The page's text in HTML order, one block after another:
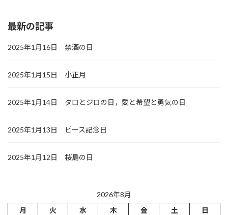
最新の記事
2025年1月16日 禁酒の日
2025年1月15日 小正月
2025年1月14日 タロとジロの日，愛と希望と勇気の日
2025年1月13日 ピース記念日
2025年1月12日 桜島の日
2026年8月
月
火 水 木 金 土
日